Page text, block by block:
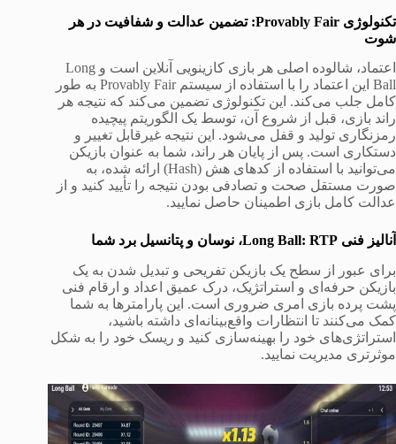
تکنولوژی Provably Fair: تضمین عدالت و شفافیت در هر
شوت
اعتماد، شالوده اصلی هر بازی کازینویی آنلاین است و Long
Ball این اعتماد را با استفاده از سیستم Provably Fair به طور
کامل جلب می‌کند. این تکنولوژی تضمین می‌کند که نتیجه هر
راند بازی، قبل از شروع آن، توسط یک الگوریتم پیچیده
رمزنگاری تولید و قفل می‌شود. این نتیجه غیرقابل تغییر و
دستکاری است. پس از پایان هر راند، شما به عنوان بازیکن
می‌توانید با استفاده از کدهای هش (Hash) ارائه شده، به
صورت مستقل صحت و تصادفی بودن نتیجه را تأیید کنید و از
عدالت کامل بازی اطمینان حاصل نمایید.
آنالیز فنی Long Ball: RTP، نوسان و پتانسیل برد شما
برای عبور از سطح یک بازیکن تفریحی و تبدیل شدن به یک
بازیکن حرفه‌ای و استراتژیک، درک عمیق اعداد و ارقام فنی
پشت پرده بازی امری ضروری است. این پارامترها به شما
کمک می‌کنند تا انتظارات واقع‌بینانه‌ای داشته باشید،
استراتژی‌های خود را بهینه‌سازی کنید و ریسک خود را به شکل
موثرتری مدیریت نمایید.